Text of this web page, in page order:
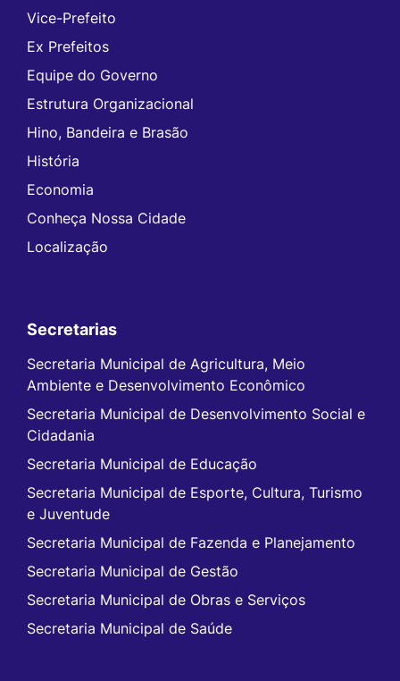
Vice-Prefeito
Ex Prefeitos
Equipe do Governo
Estrutura Organizacional
Hino, Bandeira e Brasão
História
Economia
Conheça Nossa Cidade
Localização
Secretarias
Secretaria Municipal de Agricultura, Meio
Ambiente e Desenvolvimento Econômico
Secretaria Municipal de Desenvolvimento Social e
Cidadania
Secretaria Municipal de Educação
Secretaria Municipal de Esporte, Cultura, Turismo
e Juventude
Secretaria Municipal de Fazenda e Planejamento
Secretaria Municipal de Gestão
Secretaria Municipal de Obras e Serviços
Secretaria Municipal de Saúde